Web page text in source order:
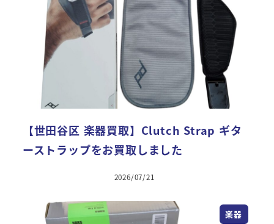
【世田谷区 楽器買取】Clutch Strap ギタ
ーストラップをお買取しました
2026/07/21
楽器